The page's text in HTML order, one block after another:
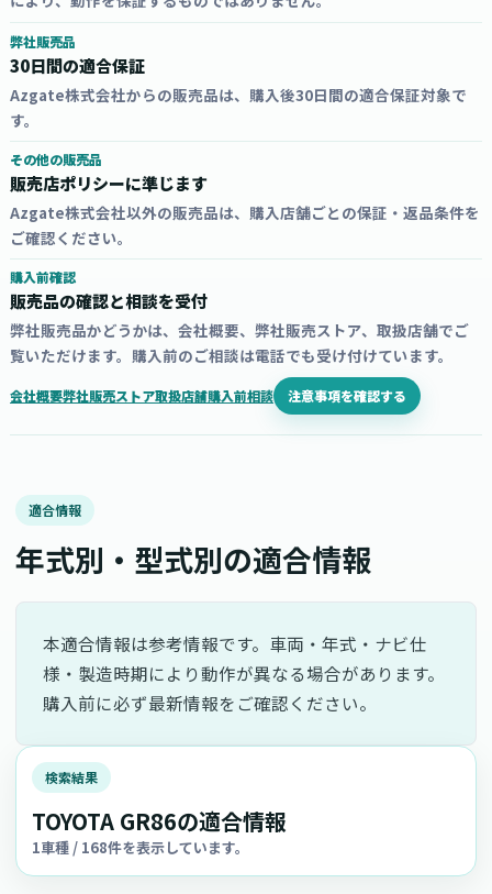
弊社販売品
30日間の適合保証
Azgate株式会社からの販売品は、購入後30日間の適合保証対象で
す。
その他の販売品
販売店ポリシーに準じます
Azgate株式会社以外の販売品は、購入店舗ごとの保証・返品条件を
ご確認ください。
購入前確認
販売品の確認と相談を受付
弊社販売品かどうかは、会社概要、弊社販売ストア、取扱店舗でご
覧いただけます。購入前のご相談は電話でも受け付けています。
会社概要弊社販売ストア取扱店舗購入前相談 注意事項を確認する
適合情報
年式別・型式別の適合情報
本適合情報は参考情報です。車両・年式・ナビ仕
様・製造時期により動作が異なる場合があります。
購入前に必ず最新情報をご確認ください。
検索結果
TOYOTA GR86の適合情報
1車種 / 168件を表示しています。